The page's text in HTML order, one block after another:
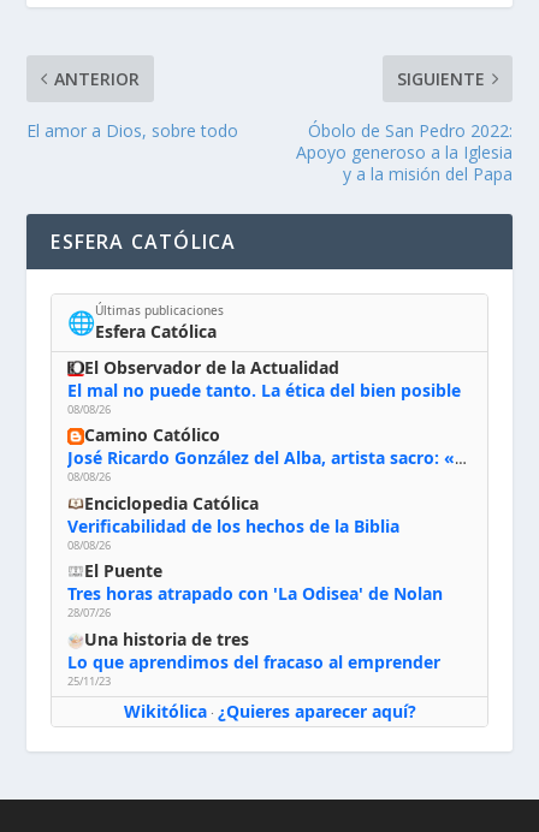
ANTERIOR
El amor a Dios, sobre todo
SIGUIENTE
Óbolo de San Pedro 2022:
Apoyo generoso a la Iglesia
y a la misión del Papa
ESFERA CATÓLICA
🌐Últimas publicaciones
Esfera Católica
El Observador de la Actualidad
El mal no puede tanto. La ética del bien posible
08/08/26
Camino Católico
José Ricardo González del Alba, artista sacro: «Yo oro, hablo con Dios, le pido al Espíritu Santo su inspiración y siempre pinto rezando el rosario para que sea Él quien actúe a través de mis manos»
08/08/26
Enciclopedia Católica
Verificabilidad de los hechos de la Biblia
08/08/26
El Puente
Tres horas atrapado con 'La Odisea' de Nolan
28/07/26
Una historia de tres
Lo que aprendimos del fracaso al emprender
25/11/23
Wikitólica· ¿Quieres aparecer aquí?